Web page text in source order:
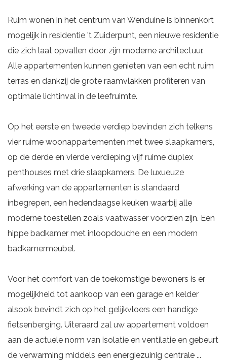
Ruim wonen in het centrum van Wenduine is binnenkort
mogelijk in residentie 't Zuiderpunt, een nieuwe residentie
die zich laat opvallen door zijn moderne architectuur.
Alle appartementen kunnen genieten van een echt ruim
terras en dankzij de grote raamvlakken profiteren van
optimale lichtinval in de leefruimte.
Op het eerste en tweede verdiep bevinden zich telkens
vier ruime woonappartementen met twee slaapkamers,
op de derde en vierde verdieping vijf ruime duplex
penthouses met drie slaapkamers. De luxueuze
afwerking van de appartementen is standaard
inbegrepen, een hedendaagse keuken waarbij alle
moderne toestellen zoals vaatwasser voorzien zijn. Een
hippe badkamer met inloopdouche en een modern
badkamermeubel.
Voor het comfort van de toekomstige bewoners is er
mogelijkheid tot aankoop van een garage en kelder
alsook bevindt zich op het gelijkvloers een handige
fietsenberging. Uiteraard zal uw appartement voldoen
aan de actuele norm van isolatie en ventilatie en gebeurt
de verwarming middels een energiezuinig centrale ...